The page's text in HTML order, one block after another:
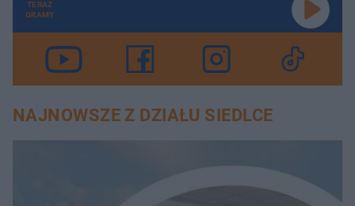
TERAZ
GRAMY
NAJNOWSZE Z DZIAŁU SIEDLCE